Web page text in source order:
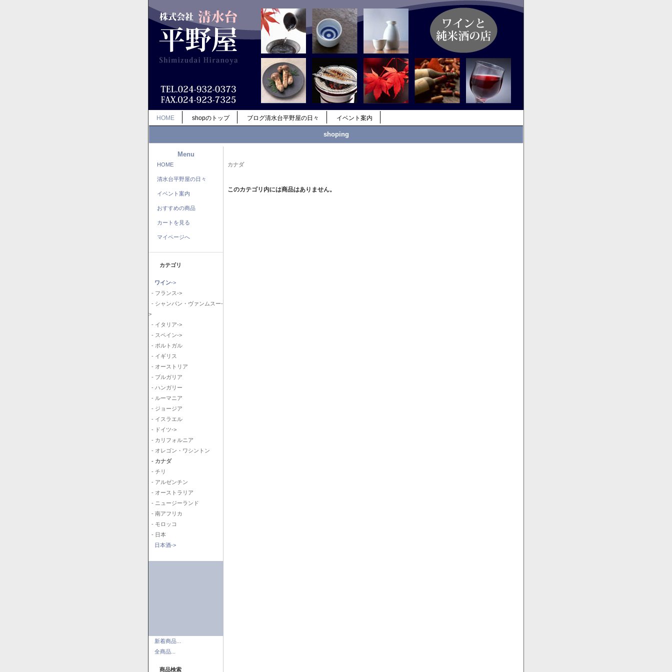
HOME shopのトップ ブログ清水台平野屋の日々 イベント案内
shoping
Menu
HOME
清水台平野屋の日々
イベント案内
おすすめの商品
カートを見る
マイページへ
カテゴリ
ワイン->
- フランス->
- シャンパン・ヴァンムスー-
>
- イタリア->
- スペイン->
- ポルトガル
- イギリス
- オーストリア
- ブルガリア
- ハンガリー
- ルーマニア
- ジョージア
- イスラエル
- ドイツ->
- カリフォルニア
- オレゴン・ワシントン
- カナダ
- チリ
- アルゼンチン
- オーストラリア
- ニュージーランド
- 南アフリカ
- モロッコ
- 日本
日本酒->
新着商品...
全商品...
商品検索
カナダ
このカテゴリ内には商品はありません。